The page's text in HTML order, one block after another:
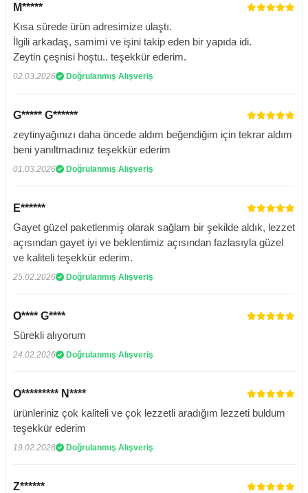
M*****
Kısa sürede ürün adresimize ulaştı.
İlgili arkadaş, samimi ve işini takip eden bir yapıda idi.
Zeytin çeşnisi hoştu.. teşekkür ederim.
02.03.2026 Doğrulanmış Alışveriş
G***** G******
zeytinyağınızı daha öncede aldım beğendiğim için tekrar aldım
beni yanıltmadınız teşekkür ederim
01.03.2026 Doğrulanmış Alışveriş
E******
Gayet güzel paketlenmiş olarak sağlam bir şekilde aldık, lezzet
açısından gayet iyi ve beklentimiz açısından fazlasıyla güzel
ve kaliteli teşekkür ederim.
25.02.2026 Doğrulanmış Alışveriş
O**** G****
Sürekli alıyorum
24.02.2026 Doğrulanmış Alışveriş
O********* N****
ürünleriniz çok kaliteli ve çok lezzetli aradığım lezzeti buldum
teşekkür ederim
19.02.2026 Doğrulanmış Alışveriş
Z******